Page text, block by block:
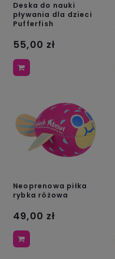
Deska do nauki
pływania dla dzieci
Pufferfish
55,00 zł
Neoprenowa piłka
rybka różowa
49,00 zł